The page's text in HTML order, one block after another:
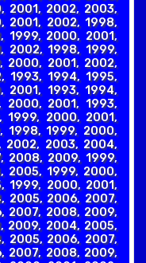
2001, 2002, 2003,
2001, 2002, 1998,
1999, 2000, 2001,
2002, 1998, 1999,
2000, 2001, 2002,
1993, 1994, 1995,
2001, 1993, 1994,
2000, 2001, 1993,
1999, 2000, 2001,
1998, 1999, 2000,
2002, 2003, 2004,
2008, 2009, 1999,
2005, 1999, 2000,
1999, 2000, 2001,
2005, 2006, 2007,
2007, 2008, 2009,
2009, 2004, 2005,
2005, 2006, 2007,
2007, 2008, 2009,